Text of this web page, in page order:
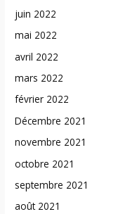
juin 2022
mai 2022
avril 2022
mars 2022
février 2022
Décembre 2021
novembre 2021
octobre 2021
septembre 2021
août 2021